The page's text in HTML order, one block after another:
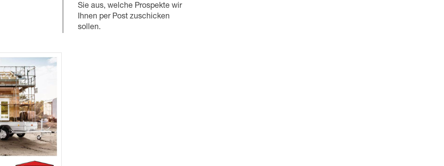
Sie aus, welche Prospekte wir
Ihnen per Post zuschicken
sollen.